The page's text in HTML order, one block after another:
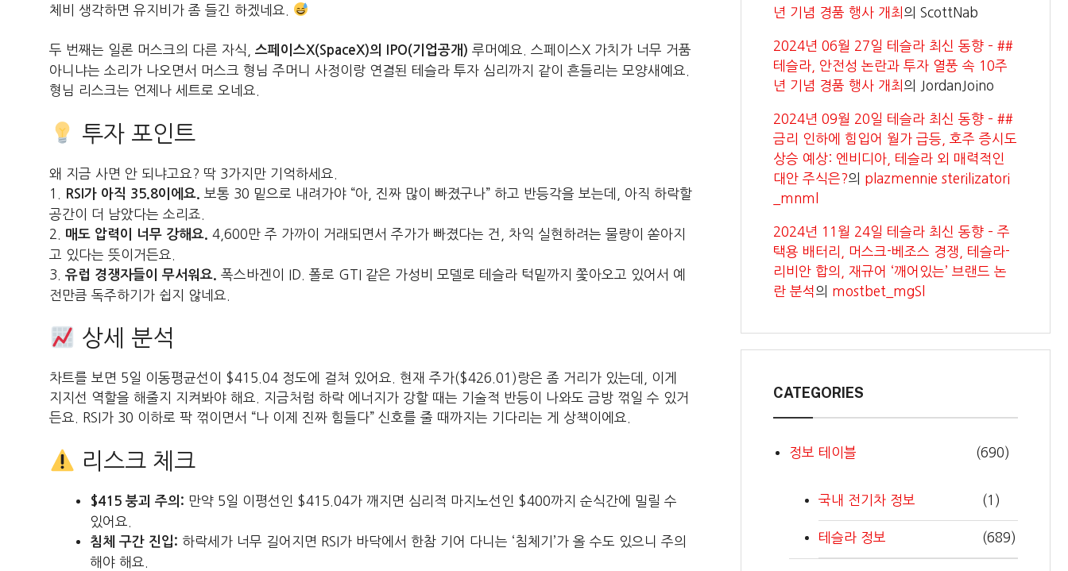
체비 생각하면 유지비가 좀 들긴 하겠네요.
두 번째는 일론 머스크의 다른 자식, 스페이스X(SpaceX)의 IPO(기업공개) 루머예요. 스페이스X 가치가 너무 거품
아니냐는 소리가 나오면서 머스크 형님 주머니 사정이랑 연결된 테슬라 투자 심리까지 같이 흔들리는 모양새예요.
형님 리스크는 언제나 세트로 오네요.
투자 포인트
왜 지금 사면 안 되냐고요? 딱 3가지만 기억하세요.
1.
RSI가 아직 35.8이에요. 보통 30 밑으로 내려가야 “아, 진짜 많이 빠졌구나” 하고 반등각을 보는데, 아직 하락할
공간이 더 남았다는 소리죠.
2. 매도 압력이 너무 강해요. 4,600만 주 가까이 거래되면서 주가가 빠졌다는 건, 차익 실현하려는 물량이 쏟아지
고 있다는 뜻이거든요.
3. 유럽 경쟁자들이 무서워요. 폭스바겐이 ID. 폴로 GTI 같은 가성비 모델로 테슬라 턱밑까지 쫓아오고 있어서 예
전만큼 독주하기가 쉽지 않네요.
상세 분석
차트를 보면 5일 이동평균선이 $415.04 정도에 걸쳐 있어요. 현재 주가($426.01)랑은 좀 거리가 있는데, 이게
지지선 역할을 해줄지 지켜봐야 해요. 지금처럼 하락 에너지가 강할 때는 기술적 반등이 나와도 금방 꺾일 수 있거
든요. RSI가 30 이하로 팍 꺾이면서 “나 이제 진짜 힘들다” 신호를 줄 때까지는 기다리는 게 상책이에요.
리스크 체크
$415 붕괴 주의: 만약 5일 이평선인 $415.04가 깨지면 심리적 마지노선인 $400까지 순식간에 밀릴 수
있어요.
침체 구간 진입: 하락세가 너무 길어지면 RSI가 바닥에서 한참 기어 다니는 ‘침체기’가 올 수도 있으니 주의
해야 해요.
년 기념 경품 행사 개최 의 ScottNab
2024년 06월 27일 테슬라 최신 동향 – ##
테슬라, 안전성 논란과 투자 열풍 속 10주
년 기념 경품 행사 개최 의 JordanJoino
2024년 09월 20일 테슬라 최신 동향 – ##
금리 인하에 힘입어 월가 급등, 호주 증시도
상승 예상: 엔비디아, 테슬라 외 매력적인
대안 주식은?의 plazmennie sterilizatori
_mnml
2024년 11월 24일 테슬라 최신 동향 – 주
택용 배터리, 머스크-베조스 경쟁, 테슬라-
리비안 합의, 재규어 ‘깨어있는’ 브랜드 논
란 분석의 mostbet_mgSl
CATEGORIES
정보 테이블 (690)
국내 전기차 정보 (1)
테슬라 정보 (689)